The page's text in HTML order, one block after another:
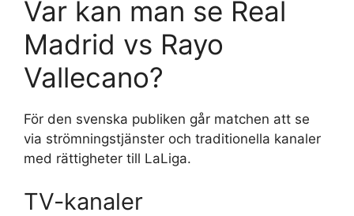
Var kan man se Real
Madrid vs Rayo
Vallecano?
För den svenska publiken går matchen att se
via strömningstjänster och traditionella kanaler
med rättigheter till LaLiga.
TV-kanaler